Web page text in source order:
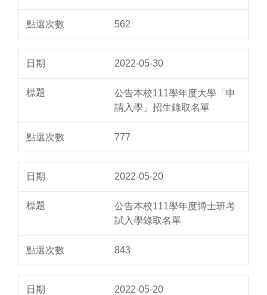
562
2022-05-30
公告本校111學年度大學「申
請入學」招生錄取名單
777
2022-05-20
公告本校111學年度博士班考
試入學錄取名單
843
2022-05-20